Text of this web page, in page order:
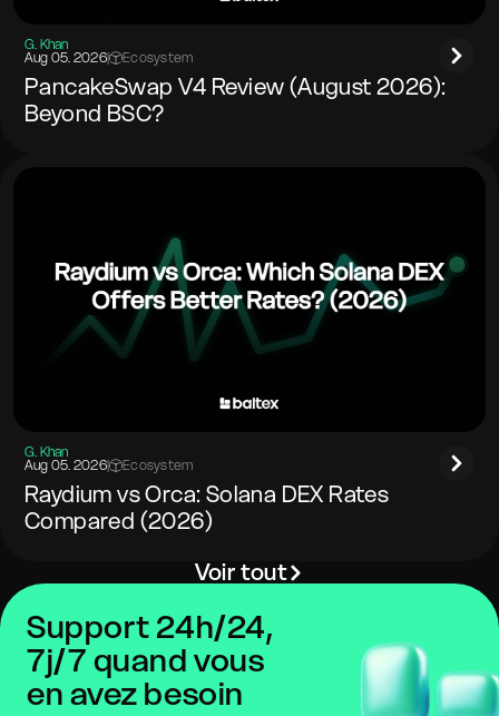
G. Khan
Aug 05. 2026| Ecosystem
PancakeSwap V4 Review (August 2026):
Beyond BSC?
G. Khan
Aug 05. 2026| Ecosystem
Raydium vs Orca: Solana DEX Rates
Compared (2026)
Voir tout
Support 24h/24,
7j/7 quand vous
en avez besoin